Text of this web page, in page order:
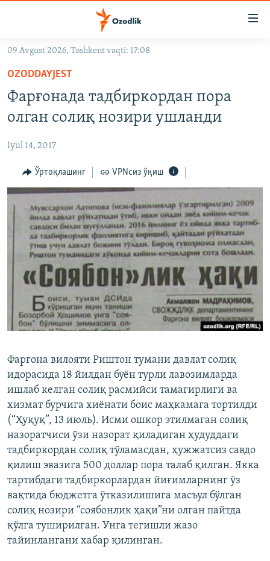
Асосий
навигацияга
ўтинг
Қидиришга
OZODARXIV
На русском
ИЖТИМОИЙ ТАРМОҚЛАР
Озодлик бошқа тилларда
09 Avgust 2026, Toshkent vaqti: 17:08
OZODDAYJEST
Фарғонада тадбиркордан пора
олган солиқ нозири ушланди
Iyul 14, 2017
Ўртоқлашинг VPNсиз ўқиш
Фарғона вилояти Риштон тумани давлат солиқ
идорасида 18 йилдан буён турли лавозимларда
ишлаб келган солиқ расмийси тамагирлиги ва
хизмат бурчига хиёнати боис маҳкамага тортилди
(“Ҳуқуқ”, 13 июль). Исми ошкор этилмаган солиқ
назоратчиси ўзи назорат қиладиган ҳудуддаги
тадбиркордан солиқ тўламасдан, ҳужжатсиз савдо
қилиш эвазига 500 доллар пора талаб қилган. Якка
тартибдаги тадбиркорлардан йиғимларнинг ўз
вақтида бюджетга ўтказилишига масъул бўлган
солиқ нозири “соябонлик ҳақи”ни олган пайтда
қўлга туширилган. Унга тегишли жазо
тайинлангани хабар қилинган.